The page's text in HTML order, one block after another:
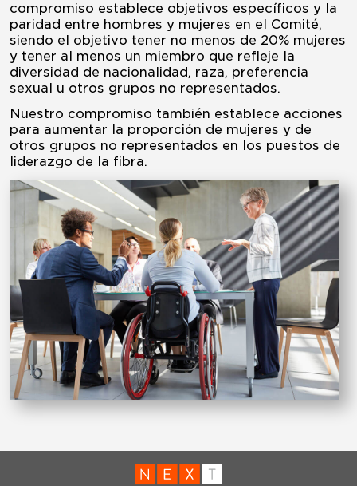
compromiso establece objetivos específicos y la
paridad entre hombres y mujeres en el Comité,
siendo el objetivo tener no menos de 20% mujeres
y tener al menos un miembro que refleje la
diversidad de nacionalidad, raza, preferencia
sexual u otros grupos no representados.
Nuestro compromiso también establece acciones
para aumentar la proporción de mujeres y de
otros grupos no representados en los puestos de
liderazgo de la fibra.